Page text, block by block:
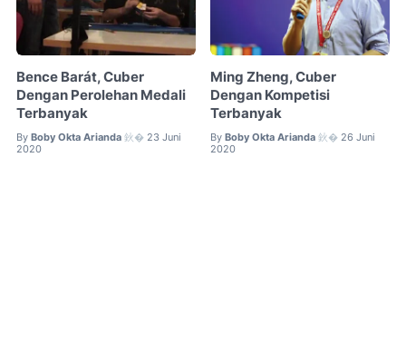
Bence Barát, Cuber
Dengan Perolehan Medali
Terbanyak
By Boby Okta Arianda 鈥� 23 Juni
2020
Ming Zheng, Cuber
Dengan Kompetisi
Terbanyak
By Boby Okta Arianda 鈥� 26 Juni
2020